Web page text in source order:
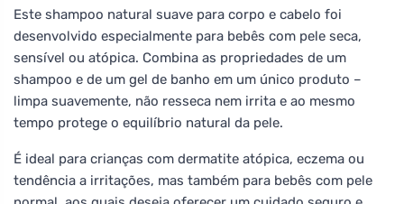
Este shampoo natural suave para corpo e cabelo foi
desenvolvido especialmente para bebês com pele seca,
sensível ou atópica. Combina as propriedades de um
shampoo e de um gel de banho em um único produto –
limpa suavemente, não resseca nem irrita e ao mesmo
tempo protege o equilíbrio natural da pele.
É ideal para crianças com dermatite atópica, eczema ou
tendência a irritações, mas também para bebês com pele